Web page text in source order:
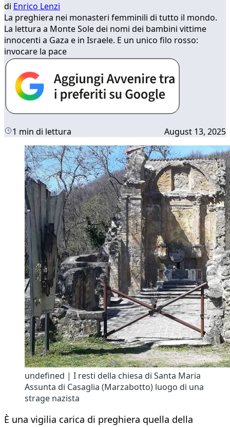
di Enrico Lenzi
La preghiera nei monasteri femminili di tutto il mondo.
La lettura a Monte Sole dei nomi dei bambini vittime
innocenti a Gaza e in Israele. E un unico filo rosso:
invocare la pace
1 min di lettura August 13, 2025
undefined | I resti della chiesa di Santa Maria
Assunta di Casaglia (Marzabotto) luogo di una
strage nazista
È una vigilia carica di preghiera quella della